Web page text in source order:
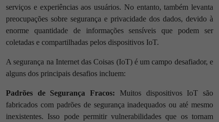
serviços e experiências aos usuários. No entanto, também levanta
preocupações sobre segurança e privacidade dos dados, devido à
enorme quantidade de informações sensíveis que podem ser
coletadas e compartilhadas pelos dispositivos IoT.
A segurança na Internet das Coisas (IoT) é um campo desafiador, e
alguns dos principais desafios incluem:
Padrões de Segurança Fracos: Muitos dispositivos IoT são
fabricados com padrões de segurança inadequados ou até mesmo
inexistentes. Isso pode permitir vulnerabilidades que os tornam